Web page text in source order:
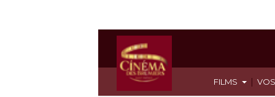
FILMS |